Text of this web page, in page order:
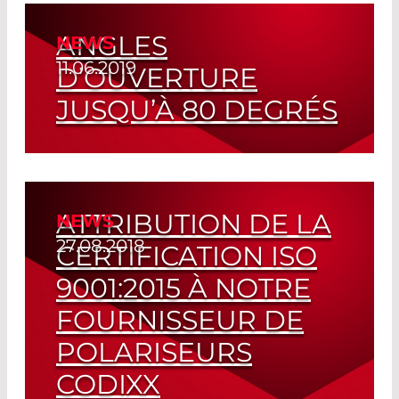
Read More
NEWS
11.06.2019
ANGLES
D’OUVERTURE
JUSQU’À 80 DEGRÉS
DOE pour LiDAR et Imagerie 3D
NEWS
27.08.2018
ATTRIBUTION DE LA
CERTIFICATION ISO
9001:2015 À NOTRE
FOURNISSEUR DE
POLARISEURS
CODIXX